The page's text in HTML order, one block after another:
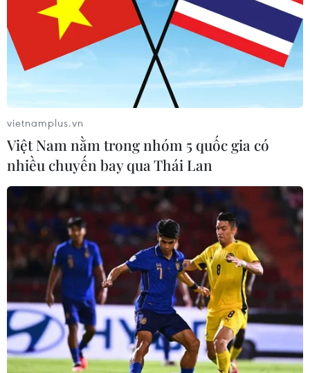
vietnamplus.vn
Việt Nam nằm trong nhóm 5 quốc gia có
nhiều chuyến bay qua Thái Lan